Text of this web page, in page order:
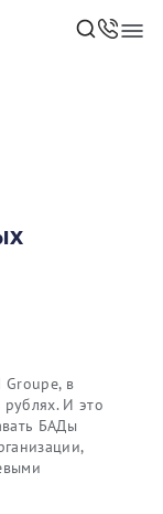
в
И это
БАДы